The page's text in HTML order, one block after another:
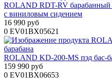
ROLAND RDT-RV барабанный
с виниловым сидением
16 990 руб
0 EV01BX05621
ROLAND KD-200-MS пэд бас-
159 990 руб
0 EV01BX06653